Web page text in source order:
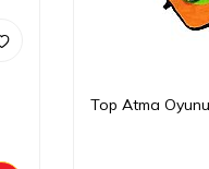
Top Atma